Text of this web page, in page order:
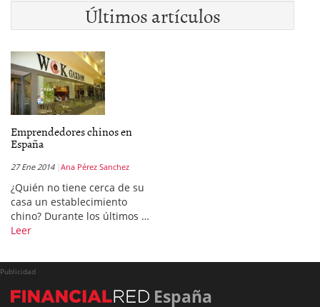
Últimos artículos
Emprendedores chinos en
España
27 Ene 2014 Ana Pérez Sanchez
¿Quién no tiene cerca de su
casa un establecimiento
chino? Durante los últimos …
Leer
Publicidad
España